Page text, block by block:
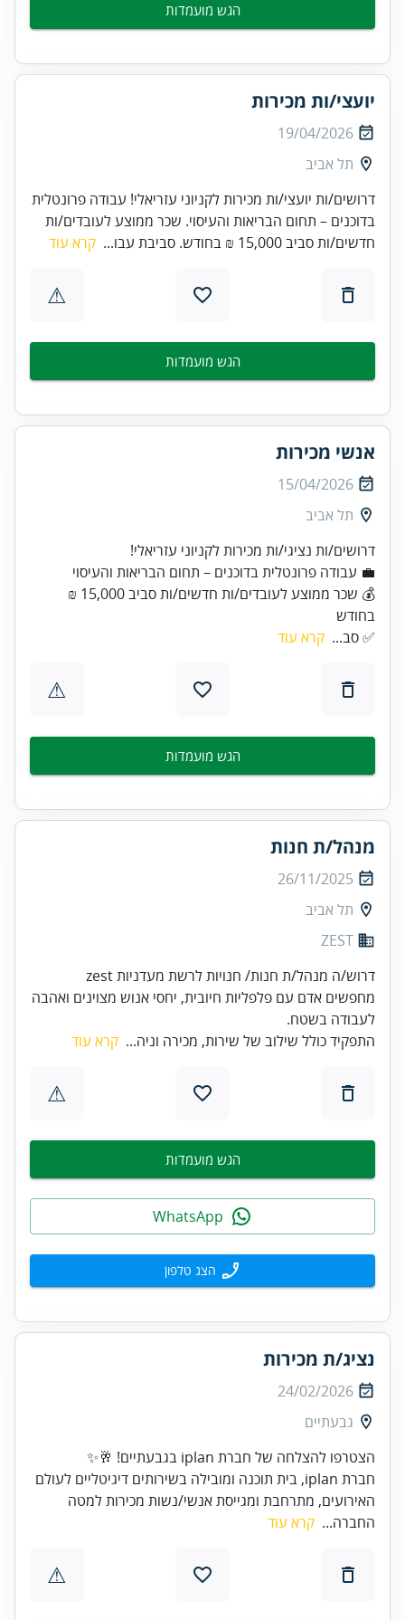
הגש מועמדות
יועצי/ות מכירות
19/04/2026
תל אביב
דרושים/ות יועצי/ות מכירות לקניוני עזריאלי! עבודה פרונטלית
בדוכנים – תחום הבריאות והעיסוי. שכר ממוצע לעובדים/ות
חדשים/ות סביב 15,000 ₪ בחודש. סביבת עבו...
קרא עוד
⚠
הגש מועמדות
אנשי מכירות
15/04/2026
תל אביב
דרושים/ות נציגי/ות מכירות לקניוני עזריאלי!
💰 שכר ממוצע לעובדים/ות חדשים/ות סביב 15,000 ₪
בחודש
✅ סב... קרא עוד
⚠
הגש מועמדות
מנהל/ת חנות
26/11/2025
תל אביב
ZEST
מחפשים אדם עם פלפליות חיובית, יחסי אנוש מצוינים ואהבה
לעבודה בשטח.
התפקיד כולל שילוב של שירות, מכירה וניה... קרא עוד
⚠
הגש מועמדות
הצג טלפון
נציג/ת מכירות
24/02/2026
גבעתיים
הצטרפו להצלחה של חברת iplan בגבעתיים! 🥂✨
חברת iplan, בית תוכנה ומובילה בשירותים דיגיטליים לעולם
האירועים, מתרחבת ומגייסת אנשי/נשות מכירות למטה
החברה... קרא עוד
⚠